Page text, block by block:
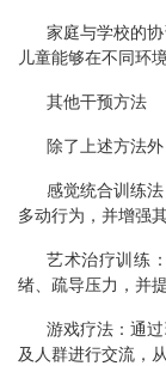
家庭与学校的
儿童能够在不同环
其他干预方法
除了上述方法
感觉统合训练
多动行为，并增强
艺术治疗训练
绪、疏导压力，并
游戏疗法：通
及人群进行交流，